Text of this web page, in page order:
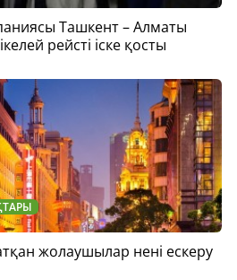
Ташкент – Алматы
рейсті іске қосты
жолаушылар нені ескеру